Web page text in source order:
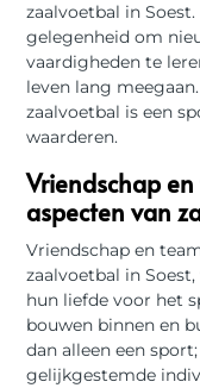
zaalvoetbal in
gelegenheid om
vaardigheden te
leven lang
zaalvoetbal is een
waarderen.
Vriendschap
aspecten van
Vriendschap en
zaalvoetbal in
hun liefde voor het
bouwen binnen en
dan alleen een
gelijkgestemde